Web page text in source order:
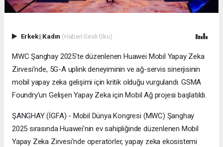
Erkek| Kadın (Haberi Sesli Oku)
MWC Şanghay 2025’te düzenlenen Huawei Mobil Yapay Zeka
Zirvesi’nde, 5G-A uplink deneyiminin ve ağ-servis sinerjisinin
mobil yapay zeka gelişimi için kritik olduğu vurgulandı. GSMA
Foundry’un Gelişen Yapay Zeka için Mobil Ağ projesi başlatıldı.
ŞANGHAY (İGFA) - Mobil Dünya Kongresi (MWC) Şanghay
2025 sırasında Huawei'nin ev sahipliğinde düzenlenen Mobil
Yapay Zeka Zirvesi'nde operatörler, yapay zeka ekosistemi